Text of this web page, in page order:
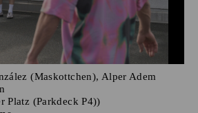
(Maskottchen), Alper Adem
Platz (Parkdeck P4))